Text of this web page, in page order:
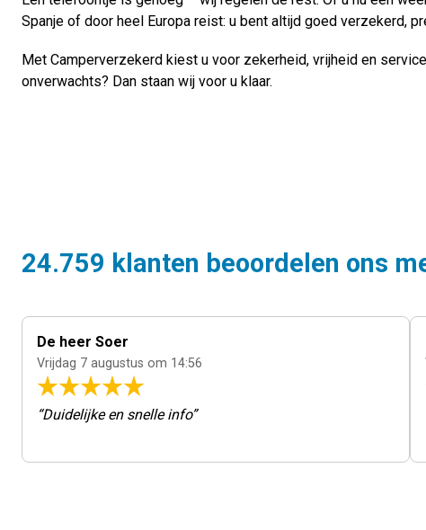
Spanje of door heel Europa reist: u bent altijd goed verzekerd,
Met Camperverzekerd kiest u voor zekerheid, vrijheid en
onverwachts? Dan staan wij voor u klaar.
24.759 klanten beoordelen ons
De heer Soer
Vrijdag 7 augustus om 14:56
Duidelijke en snelle info
support_agent Ik wil een medewerker spreken